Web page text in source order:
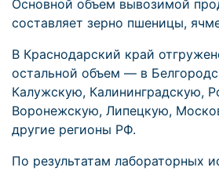
Основной объем вывозимой
составляет зерно пшеницы,
В Краснодарский край
остальной объем — в
Калужскую, Калининградскую,
Воронежскую, Липецкую,
другие регионы РФ.
По результатам лабораторных